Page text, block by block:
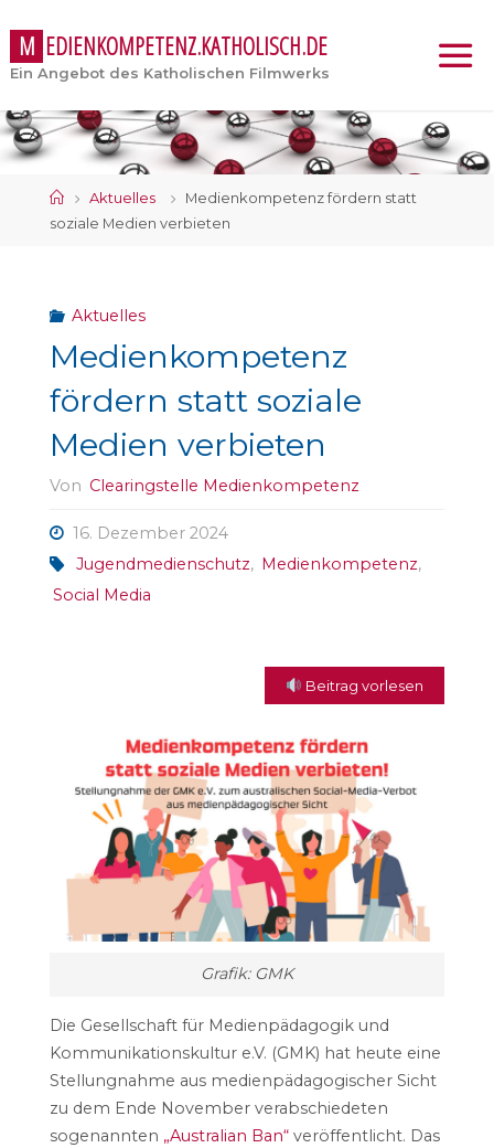
M EDIENKOMPETENZ.KATHOLISCH.DE
Ein Angebot des Katholischen Filmwerks
StartAktuelles
Medienkompetenz fördern statt
soziale Medien verbieten
Aktuelles
Medienkompetenz
fördern statt soziale
Medien verbieten
Von Clearingstelle Medienkompetenz
16. Dezember 2024
Jugendmedienschutz, Medienkompetenz,
Social Media
Beitrag vorlesen
Grafik: GMK
Die Gesellschaft für Medienpädagogik und
Kommunikationskultur e.V. (GMK) hat heute eine
Stellungnahme aus medienpädagogischer Sicht
zu dem Ende November verabschiedeten
sogenannten „Australian Ban“veröffentlicht. Das